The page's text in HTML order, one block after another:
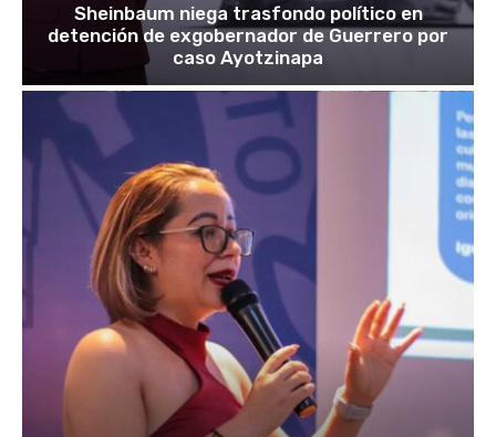
Sheinbaum niega trasfondo político en
detención de exgobernador de Guerrero por
caso Ayotzinapa